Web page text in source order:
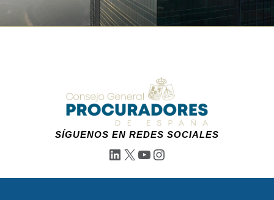
SÍGUENOS EN REDES SOCIALES
LinkedIn
X YouTube
Instagram